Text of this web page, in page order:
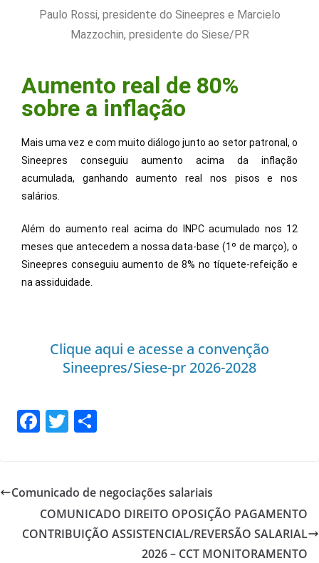
Paulo Rossi, presidente do Sineepres e Marcielo
Mazzochin, presidente do Siese/PR
Aumento real de 80%
sobre a inflação
Mais uma vez e com muito diálogo junto ao setor patronal, o
Sineepres conseguiu aumento acima da inflação
acumulada, ganhando aumento real nos pisos e nos
salários.
Além do aumento real acima do INPC acumulado nos 12
meses que antecedem a nossa data-base (1º de março), o
Sineepres conseguiu aumento de 8% no tíquete-refeição e
na assiduidade.
Clique aqui e acesse a convenção
Sineepres/Siese-pr 2026-2028
F
e
b
o
T
er e
Comunicado de negociações salariais
COMUNICADO DIREITO OPOSIÇÃO PAGAMENTO
CONTRIBUIÇÃO ASSISTENCIAL/REVERSÃO SALARIAL
2026 – CCT MONITORAMENTO